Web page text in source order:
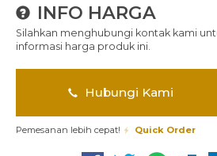
INFO HARGA
Silahkan menghubungi kontak kami
informasi harga produk ini.
Hubungi Kami
Pemesanan lebih cepat! Quick Order